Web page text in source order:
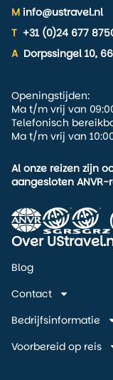
bezoeken. Voor
kies je september
voor actieve
juni tot augustus, en
januari en februari.
is ideaal als je van
natuur houdt zonder
M info@ustravel.nl
T +31 (0)24 677
A Dorpssingel 10,
Openingstijden:
Ma t/m vrij van
Telefonisch
Ma t/m vrij van
Al onze reizen zijn
aangesloten
Over
Blog
Contact
Bedrijfsinformatie
Voorbereid op reis